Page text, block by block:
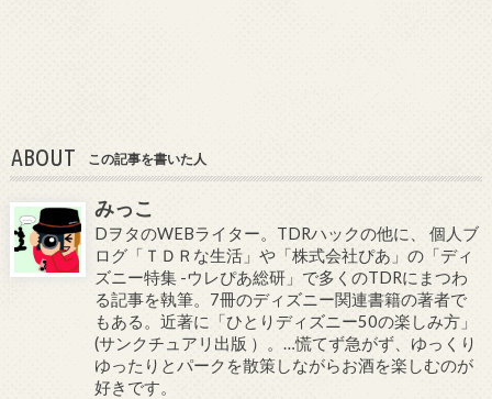
ABOUT この記事を書いた人
みっこ
DヲタのWEBライター。TDRハックの他に、 個人ブ
ログ「ＴＤＲな生活」や「株式会社ぴあ」の「ディ
ズニー特集 -ウレぴあ総研」で多くのTDRにまつわ
る記事を執筆。7冊のディズニー関連書籍の著者で
もある。近著に「ひとりディズニー50の楽しみ方」
(サンクチュアリ出版 ）。…慌てず急がず、ゆっくり
ゆったりとパークを散策しながらお酒を楽しむのが
好きです。